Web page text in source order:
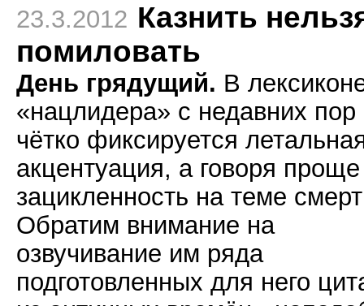
23.3.2012 Казнить
помиловать
День грядущий. В
«нацлидера» с недавних пор
чётко фиксируется
акцентуация, а говоря
зацикленность на теме
Обратим внимание на
озвучивание им ряда
подготовленных для него